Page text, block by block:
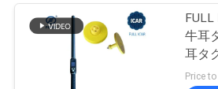
牛耳
耳タ
Price